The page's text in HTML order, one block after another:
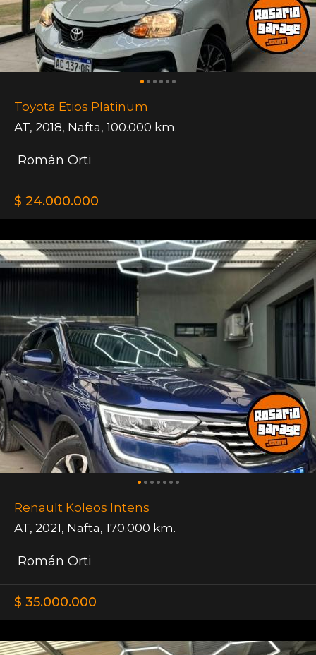
Toyota Etios Platinum
AT, 2018, Nafta, 100.000 km.
Román Orti
$ 24.000.000
Renault Koleos Intens
AT, 2021, Nafta, 170.000 km.
Román Orti
$ 35.000.000